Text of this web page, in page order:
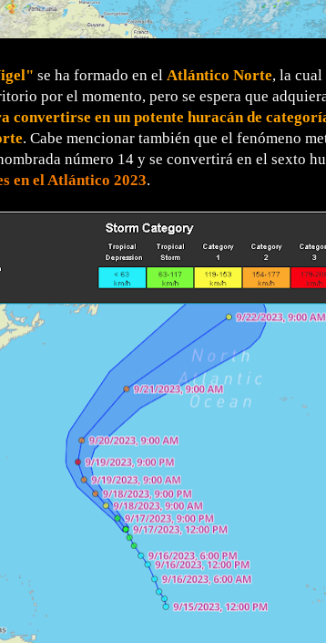
se ha formado en el Atlántico Norte, la cual
por el momento, pero se espera que
convertirse en un potente huracán de
. Cabe mencionar también que el fenómeno
número 14 y se convertirá en el sexto
en el Atlántico 2023.